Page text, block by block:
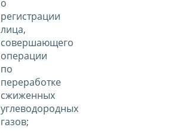
о
регистрации
лица,
совершающего
операции
по
переработке
сжиженных
углеводородных
газов;